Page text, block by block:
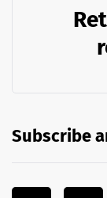
Subscribe